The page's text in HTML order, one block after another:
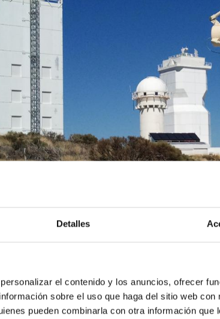
Detalles
el contenido y los anuncios, ofrecer
sobre el uso que haga del sitio web con
pueden combinarla con otra información que
radiation limits to ensure that equipment and
of radiocommunications stations are regulated,